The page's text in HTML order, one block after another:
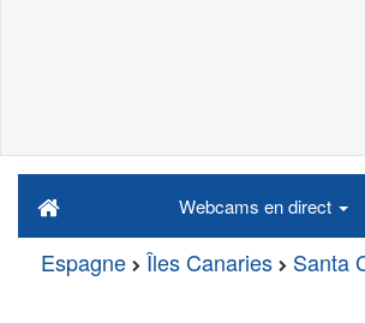
Webcams en direct
Espagne Îles Canaries
Santa